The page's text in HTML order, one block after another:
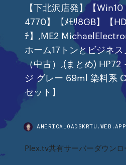
【下北沢店発】【
4770】【ﾒﾓﾘ8GB】【
ﾁ】,ME2
ホーム17トンとビジネ
（中古）,(まとめ) HP72
ジ グレー 69ml 染料系
セット】
AMERICALOADSKRTU.WEB.APP
Plex.tv共有サーバーダウン